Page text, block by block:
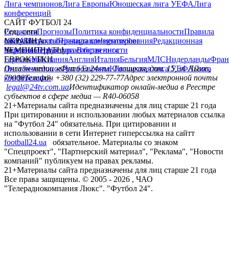
Лига чемпионовЛига ЕвропыЮношеская лига УЕФАЛига
конференций
САЙТ ФУТБОЛ 24
РедакцияПрогнозыПолитика конфиденциальностиПравила
сайтуКонтактыПравила комментированияРедакционная
политикаСтруктура собственности
Соц. сети
facebookxyoutubeinstagramtelegramviber
УКРАИНА
УкраинаПервая лигаВторая лига
ЧЕМПИОНАТЫ
ГерманияИспанияАнглияИталияБельгияМЛСНидерланды
ЕВРОКУБКИ
Лига чемпионовЛига ЕвропыЮношеская лига УЕФАЛига
конференций
Онлайн-медиа «Футбол 24»пл. Галицкая, дом. 15, м. Львов,
79008Телефон +380 (32) 229-77-77Адрес электронной почты
legal@24tv.com.uaИдентификатор онлайн-медиа в Реестре
субъектов в сфере медиа — R40-06058
21+Материалы сайта предназначены для лиц старше 21 года
При цитировании и использовании любых материалов ссылка
на "Футбол 24" обязательна. При цитировании и
использовании в сети Интернет гиперссылка на сайтт
football24.ua
обязательное. Материалы со знаком
"Спецпроект", "Партнерский материал", "Реклама", "Новости
компаний" публикуем на правах рекламы.
21+Материалы сайта предназначены для лиц старше 21 года
Все права защищены. © 2005 - 2026 , ЧАО
"Телерадиокомпания Люкс". "Футбол 24".